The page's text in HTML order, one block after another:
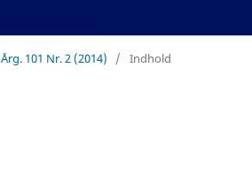
Årg. 101 Nr. 2 (2014) / Indhold